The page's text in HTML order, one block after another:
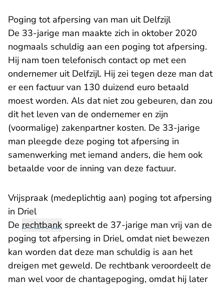
Poging tot afpersing van man uit Delfzijl
De 33-jarige man maakte zich in oktober 2020
nogmaals schuldig aan een poging tot afpersing.
Hij nam toen telefonisch contact op met een
ondernemer uit Delfzijl. Hij zei tegen deze man dat
er een factuur van 130 duizend euro betaald
moest worden. Als dat niet zou gebeuren, dan zou
dit het leven van de ondernemer en zijn
(voormalige) zakenpartner kosten. De 33-jarige
man pleegde deze poging tot afpersing in
samenwerking met iemand anders, die hem ook
betaalde voor de inning van deze factuur.
Vrijspraak (medeplichtig aan) poging tot afpersing
in Driel
De rechtbank spreekt de 37-jarige man vrij van de
poging tot afpersing in Driel, omdat niet bewezen
kan worden dat deze man schuldig is aan het
dreigen met geweld. De rechtbank veroordeelt de
man wel voor de chantagepoging, omdat hij later